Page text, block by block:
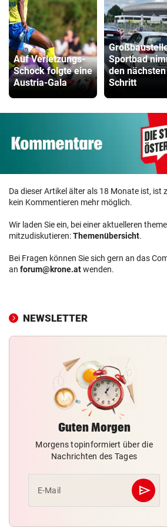
Auf Verletzungs-
Schock folgte eine
Austria-Gala
Sportbad
den nächsten
Schritt
Da dieser Artikel älter als 18 Monate ist, ist
kein Kommentieren mehr möglich.
Wir laden Sie ein, bei einer aktuelleren
mitzudiskutieren:Themenübersicht.
Bei Fragen können Sie sich gern an das
an forum@krone.atwenden.
NEWSLETTER
Guten Morgen
Morgens topinformiert über die
Nachrichten des Tages
E-Mail send